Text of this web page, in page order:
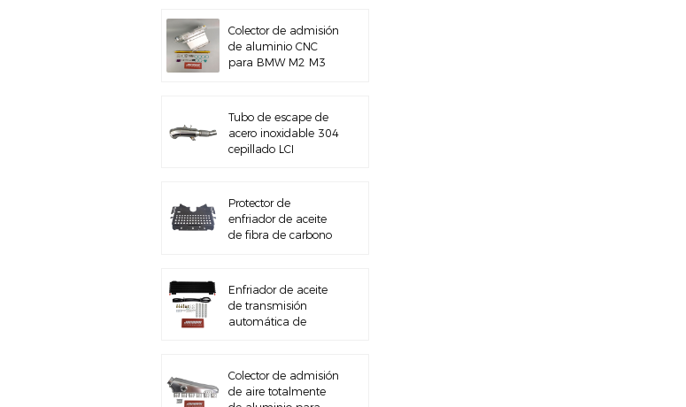
Colector de admisión
de aluminio CNC
para BMW M2 M3
Tubo de escape de
acero inoxidable 304
cepillado LCI
Gen3
Protector de
enfriador de aceite
de fibra de carbono
Enfriador de aceite
de transmisión
automática de
Colector de admisión
de aire totalmente